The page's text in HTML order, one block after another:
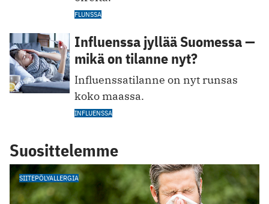
FLUNSSA
Influenssa jyllää Suomessa —
mikä on tilanne nyt?
Influenssatilanne on nyt runsas
koko maassa.
INFLUENSSA
Suosittelemme
SIITEPÖLYALLERGIA